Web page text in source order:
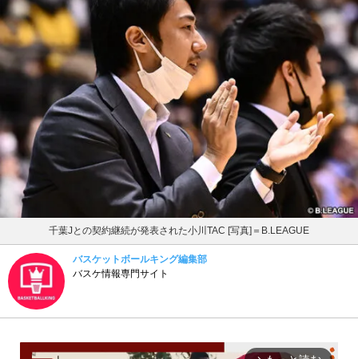
千葉Jとの契約継続が発表された小川TAC [写真]＝B.LEAGUE
バスケットボールキング編集部
バスケ情報専門サイト